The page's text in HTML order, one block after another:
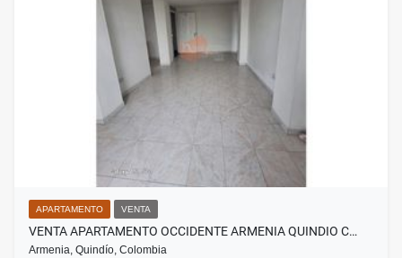
APARTAMENTO VENTA
VENTA APARTAMENTO OCCIDENTE ARMENIA QUINDIO C…
Armenia, Quindío, Colombia